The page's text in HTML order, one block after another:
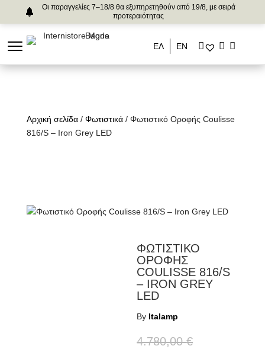
Οι παραγγελίες 7–18/8 θα εξυπηρετηθούν από 19/8, με σειρά
προτεραιότητας
ΕΛ ΕΝ
Αρχική σελίδα/ Φωτιστικά/ Φωτιστικό Οροφής Coulisse
816/S – Iron Grey LED
ΦΩΤΙΣΤΙΚΟ
ΟΡΟΦΗΣ
COULISSE 816/S
– IRON GREY
LED
By Italamp
4.780,00€